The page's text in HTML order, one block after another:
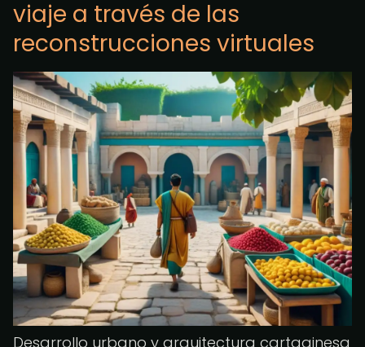
viaje a través de las
reconstrucciones virtuales
Desarrollo urbano y arquitectura cartaginesa